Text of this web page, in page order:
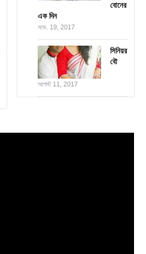
বোনের
এক দিন
নভে. 19, 2017
সিনিয়র
বৌ
আগস্ট 11, 2017